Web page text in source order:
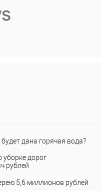
дана горячая вода?
уборке дорог
рублей
5,6 миллионов рублей